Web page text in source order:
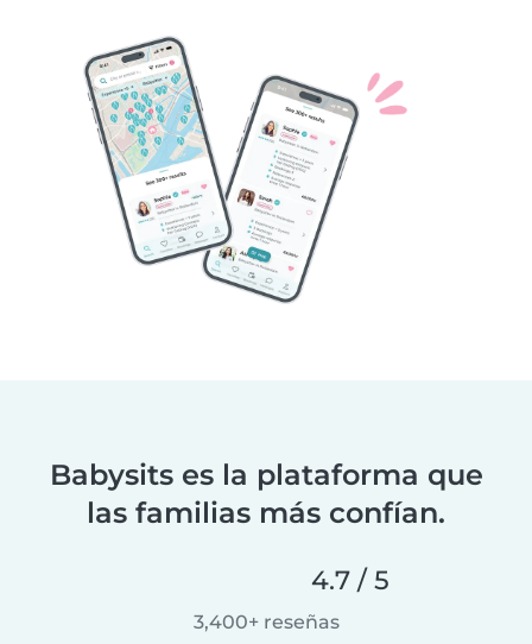
Babysits es la plataforma que
las familias más confían.
4.7 / 5
3,400+ reseñas